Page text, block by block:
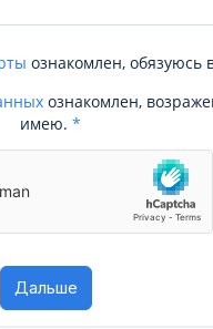
ознакомлен, обязуюсь
ознакомлен,
имею. *